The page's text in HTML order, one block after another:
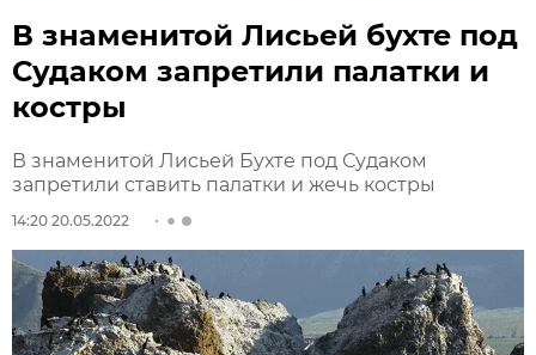
В знаменитой Лисьей бухте под
Судаком запретили палатки и
костры
В знаменитой Лисьей Бухте под Судаком
запретили ставить палатки и жечь костры
14:20 20.05.2022